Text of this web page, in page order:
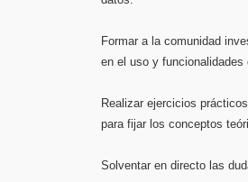
Formar a la comunidad
en el uso y funcionalidades
Realizar ejercicios
para fijar los conceptos
Solventar en directo las